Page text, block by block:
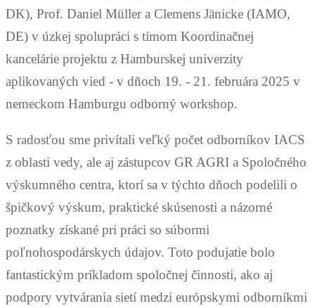
DK), Prof. Daniel Müller a Clemens Jänicke (IAMO,
DE) v úzkej spolupráci s tímom Koordinačnej
kancelárie projektu z Hamburskej univerzity
aplikovaných vied - v dňoch 19. - 21. februára 2025 v
nemeckom Hamburgu odborný workshop.
S radosťou sme privítali veľký počet odborníkov IACS
z oblasti vedy, ale aj zástupcov GR AGRI a Spoločného
výskumného centra, ktorí sa v týchto dňoch podelili o
špičkový výskum, praktické skúsenosti a názorné
poznatky získané pri práci so súbormi
poľnohospodárskych údajov. Toto podujatie bolo
fantastickým príkladom spoločnej činnosti, ako aj
podpory vytvárania sietí medzi európskymi odborníkmi